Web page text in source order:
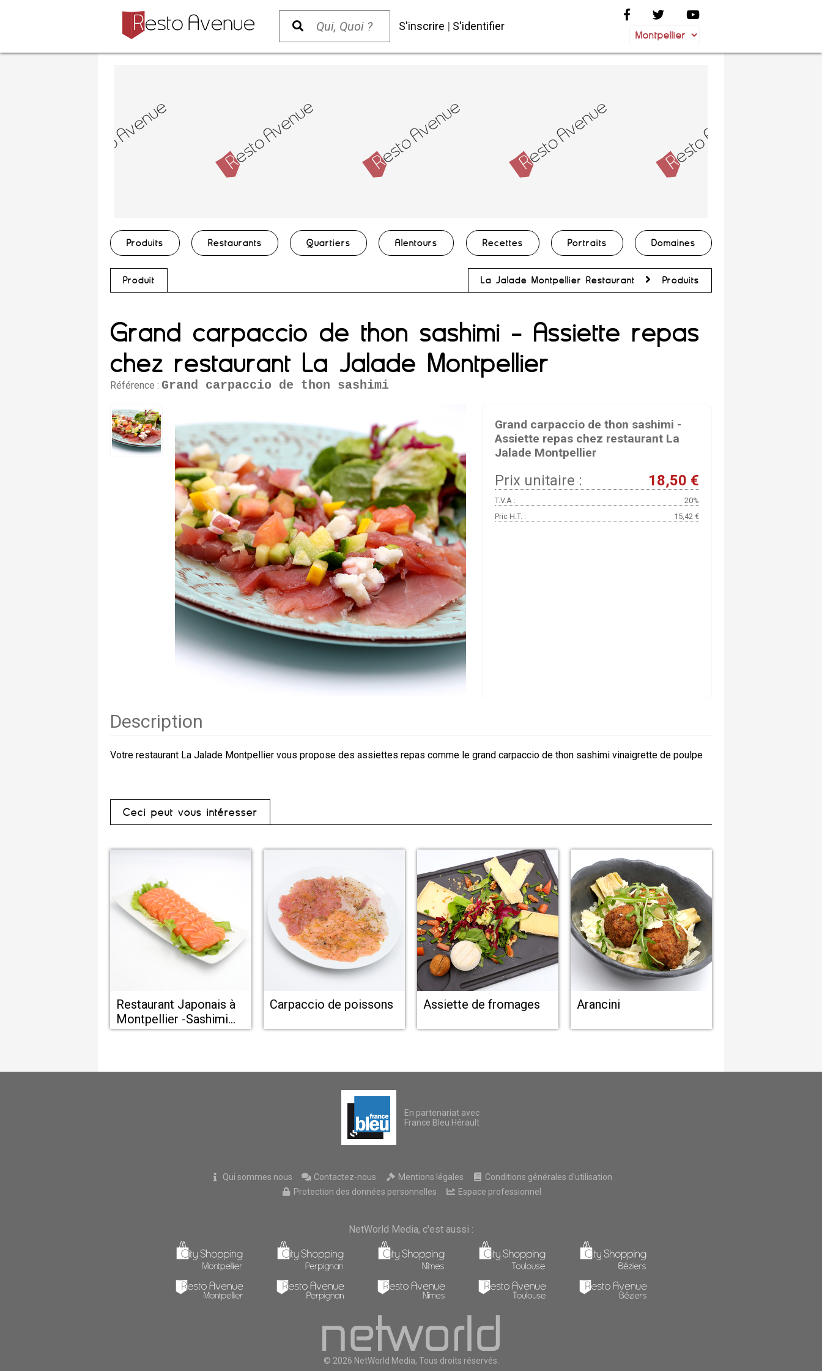
S'inscrire | S'identifier
Produits Restaurants Quartiers Alentours Recettes Portraits Domaines
Produit La Jalade Montpellier Restaurant Produits
Grand carpaccio de thon sashimi - Assiette repas
chez restaurant La Jalade Montpellier
Référence : Grand carpaccio de thon sashimi
Grand carpaccio de thon sashimi -
Assiette repas chez restaurant La
Jalade Montpellier
Prix unitaire : 18,50 €
T.V.A :
20%
Pric H.T. :
15,42 €
Description
Votre restaurant La Jalade Montpellier vous propose des assiettes repas comme le grand carpaccio de thon sashimi vinaigrette de poulpe
Ceci peut vous intéresser
Restaurant Japonais à
Montpellier -Sashimi
chez Maky Sushi Le
Carpaccio de poissons Assiette de fromages Arancini
En partenariat avec
France Bleu Hérault
Qui sommes nous Contactez-nous Mentions légales
Conditions générales d'utilisation
Protection des données personnelles
Espace professionnel
NetWorld Media, c'est aussi :
© 2026 NetWorld Media, Tous droits réservés.